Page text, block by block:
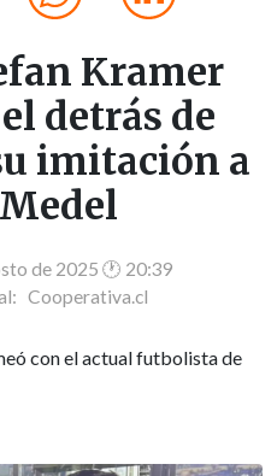
Kramer
detrás de
imitación a
de 2025 🕐 20:39
Cooperativa.cl
con el actual futbolista de